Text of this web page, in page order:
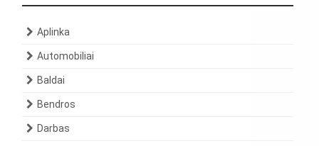
Aplinka
Automobiliai
Baldai
Bendros
Darbas